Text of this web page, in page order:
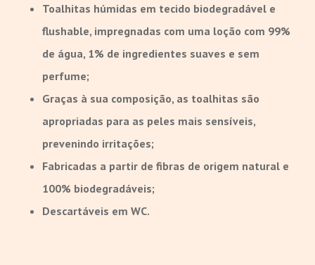
Toalhitas húmidas em tecido biodegradável e
flushable, impregnadas com uma loção com 99%
de água, 1% de ingredientes suaves e sem
perfume;
Graças à sua composição, as toalhitas são
apropriadas para as peles mais sensíveis,
prevenindo irritações;
Fabricadas a partir de fibras de origem natural e
100% biodegradáveis;
Descartáveis em WC.